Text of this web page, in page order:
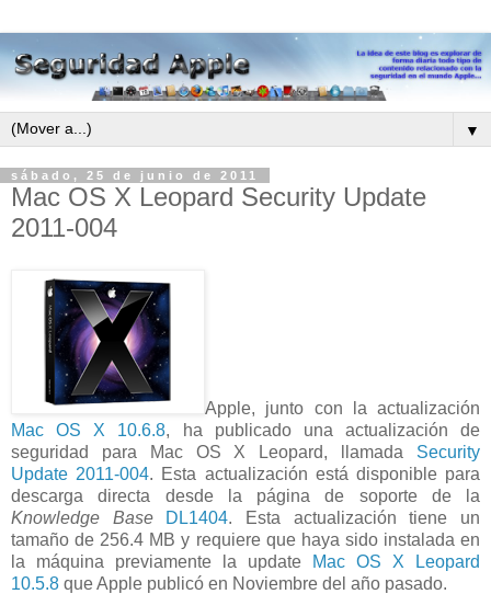
▼
sábado, 25 de junio de 2011
Mac OS X Leopard Security Update
2011-004
Apple, junto con la actualización
Mac OS X 10.6.8, ha publicado una actualización de
seguridad para Mac OS X Leopard, llamada Security
Update 2011-004. Esta actualización está disponible para
descarga directa desde la página de soporte de la
Knowledge Base
DL1404. Esta actualización tiene un
tamaño de 256.4 MB y requiere que haya sido instalada en
la máquina previamente la update
Mac OS X Leopard
10.5.8 que Apple publicó en Noviembre del año pasado.